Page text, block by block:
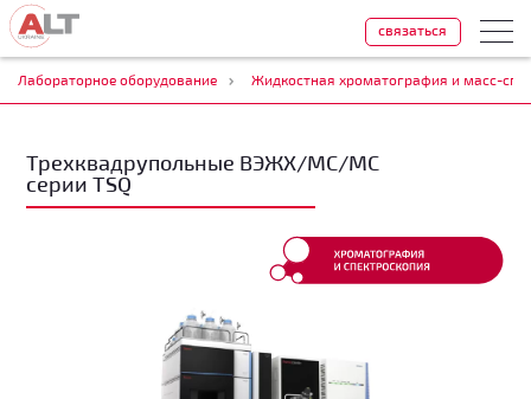
связаться
Лабораторное оборудование Жидкостная хроматография и масс-
Трехквадрупольные ВЭЖХ/МС/МС
серии TSQ